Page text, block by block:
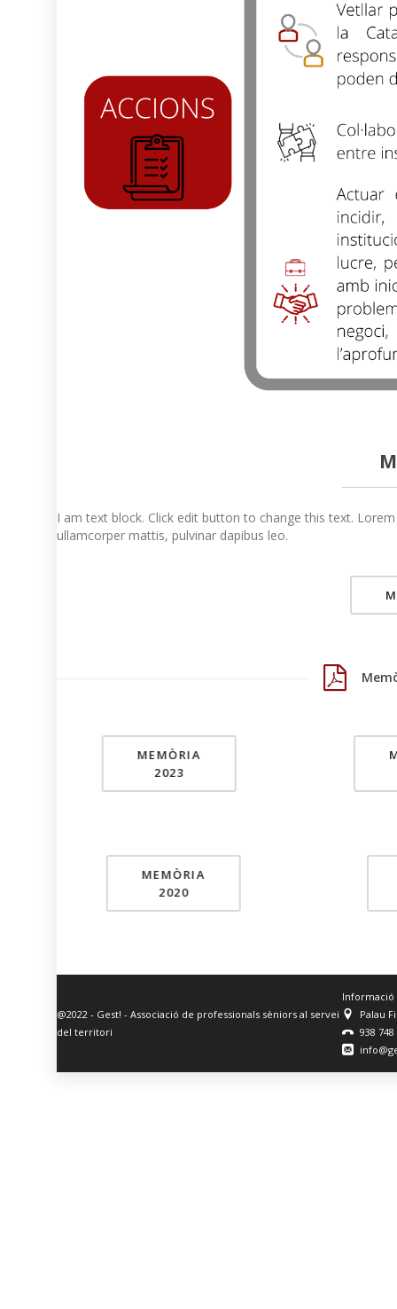
I am text block. Click edit button to change this text.
ullamcorper mattis, pulvinar dapibus leo.
MEMÒRIA
2023
MEMÒRIA
2020
@2022 - Gest! - Associació de professionals sèniors al servei
del territori
Informació
Palau
938 748